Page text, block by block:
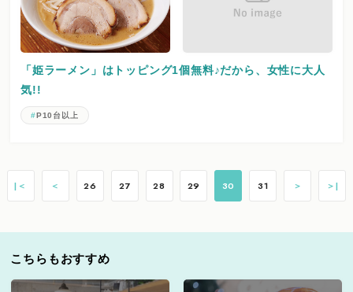
「姫ラーメン」はトッピング1個無料♪だから、女性に大人
気!!
P10台以上
|＜ ＜ 26 27 28 29 30 31 ＞ ＞|
こちらもおすすめ